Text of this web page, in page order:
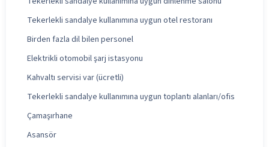
Tekerlekli sandalye kullanımına uygun otel restoranı
Birden fazla dil bilen personel
Elektrikli otomobil şarj istasyonu
Kahvaltı servisi var (ücretli)
Tekerlekli sandalye kullanımına uygun toplantı alanları/ofis
Çamaşırhane
Asansör